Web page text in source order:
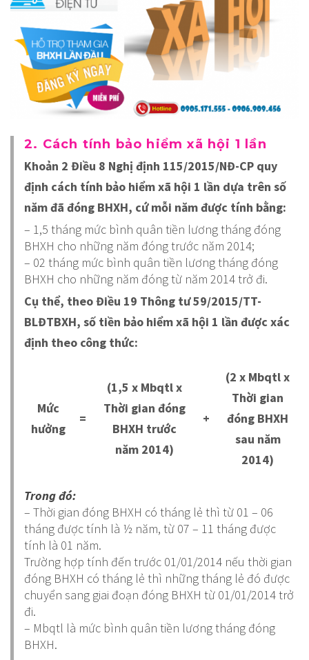
2. Cách tính bảo hiểm xã hội 1 lần
Khoản 2 Điều 8 Nghị định 115/2015/NĐ-CP quy
định cách tính bảo hiểm xã hội 1 lần dựa trên số
năm đã đóng BHXH, cứ mỗi năm được tính bằng:
– 1,5 tháng mức bình quân tiền lương tháng đóng
BHXH cho những năm đóng trước năm 2014;
– 02 tháng mức bình quân tiền lương tháng đóng
BHXH cho những năm đóng từ năm 2014 trở đi.
Cụ thể, theo Điều 19 Thông tư 59/2015/TT-
BLĐTBXH, số tiền bảo hiểm xã hội 1 lần được xác
định theo công thức:
Mức
hưởng
=
(1,5 x Mbqtl x
Thời gian đóng
BHXH trước
năm 2014)
+
(2 x Mbqtl x
Thời gian
đóng BHXH
sau năm
2014)
Trong đó:
– Thời gian đóng BHXH có tháng lẻ thì từ 01 – 06
tháng được tính là ½ năm, từ 07 – 11 tháng được
tính là 01 năm.
Trường hợp tính đến trước 01/01/2014 nếu thời gian
đóng BHXH có tháng lẻ thì những tháng lẻ đó được
chuyển sang giai đoạn đóng BHXH từ 01/01/2014 trở
đi.
– Mbqtl là mức bình quân tiền lương tháng đóng
BHXH.